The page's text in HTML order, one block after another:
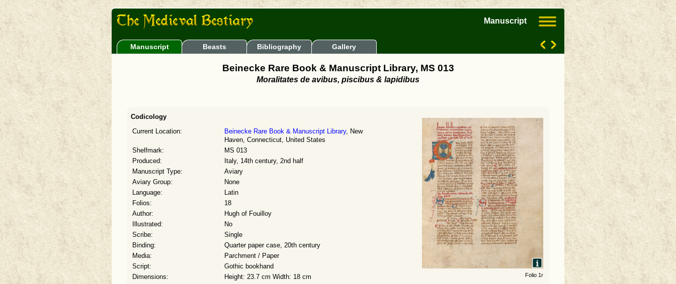
Manuscript
Manuscript Beasts Bibliography Gallery
Beinecke Rare Book & Manuscript Library, MS 013
Moralitates de avibus, piscibus & lapidibus
Codicology
Current Location: Beinecke Rare Book & Manuscript Library, New
Haven, Connecticut, United States
Shelfmark:
MS 013
Produced:
Italy, 14th century, 2nd half
Manuscript Type:
Aviary
Aviary Group:
None
Language:
Latin
Folios:
18
Author:
Hugh of Fouilloy
Illustrated:
No
Scribe:
Single
Binding:
Quarter paper case, 20th century
Media:
Parchment / Paper
Script:
Gothic bookhand
Dimensions:
Height: 23.7 cm Width: 18 cm Folio 1r